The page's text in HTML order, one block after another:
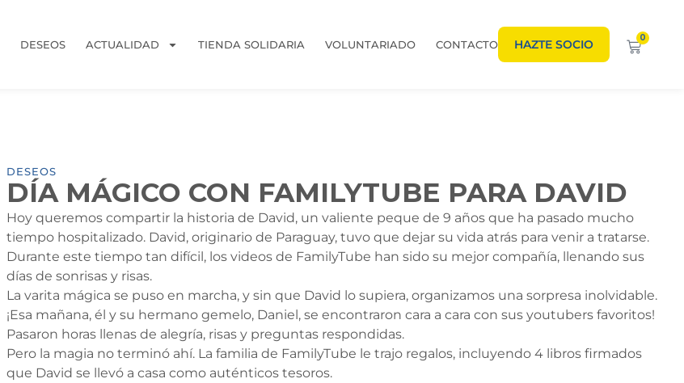
DESEOS ACTUALIDAD TIENDA SOLIDARIA VOLUNTARIADO CONTACTO HAZTE SOCIO 0
DESEOS
DÍA MÁGICO CON FAMILYTUBE PARA DAVID
Hoy queremos compartir la historia de David, un valiente peque de 9 años que ha pasado mucho
tiempo hospitalizado. David, originario de Paraguay, tuvo que dejar su vida atrás para venir a tratarse.
Durante este tiempo tan difícil, los videos de FamilyTube han sido su mejor compañía, llenando sus
días de sonrisas y risas.
La varita mágica se puso en marcha, y sin que David lo supiera, organizamos una sorpresa inolvidable.
¡Esa mañana, él y su hermano gemelo, Daniel, se encontraron cara a cara con sus youtubers favoritos!
Pasaron horas llenas de alegría, risas y preguntas respondidas.
Pero la magia no terminó ahí. La familia de FamilyTube le trajo regalos, incluyendo 4 libros firmados
que David se llevó a casa como auténticos tesoros.